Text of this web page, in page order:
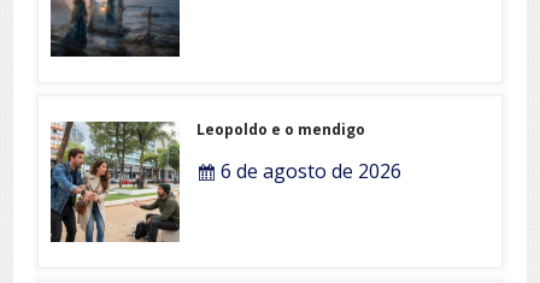
Leopoldo e o mendigo
6 de agosto de 2026